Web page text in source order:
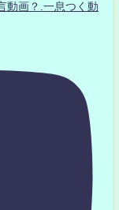
画？.一息つく動